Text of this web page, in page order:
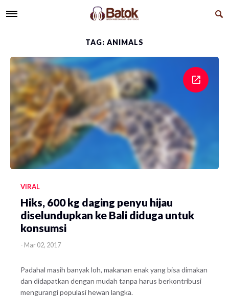
TAG: ANIMALS
VIRAL
Hiks, 600 kg daging penyu hijau
diselundupkan ke Bali diduga untuk
konsumsi
- Mar 02, 2017
Padahal masih banyak loh, makanan enak yang bisa dimakan
dan didapatkan dengan mudah tanpa harus berkontribusi
mengurangi populasi hewan langka.